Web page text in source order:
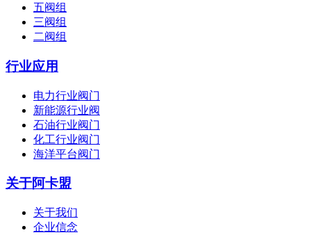
五阀组
三阀组
二阀组
行业应用
电力行业阀门
新能源行业阀
石油行业阀门
化工行业阀门
海洋平台阀门
关于阿卡盟
关于我们
企业信念